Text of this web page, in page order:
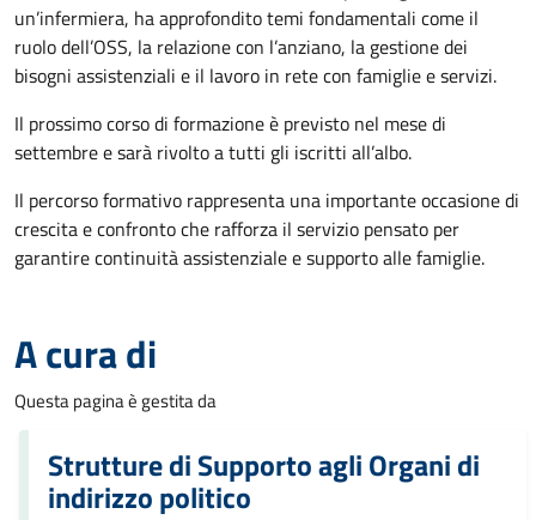
un’infermiera, ha approfondito temi fondamentali come il
ruolo dell’OSS, la relazione con l’anziano, la gestione dei
bisogni assistenziali e il lavoro in rete con famiglie e servizi.
Il prossimo corso di formazione è previsto nel mese di
settembre e sarà rivolto a tutti gli iscritti all’albo.
Il percorso formativo rappresenta una importante occasione di
crescita e confronto che rafforza il servizio pensato per
garantire continuità assistenziale e supporto alle famiglie.
A cura di
Questa pagina è gestita da
Strutture di Supporto agli Organi di
indirizzo politico